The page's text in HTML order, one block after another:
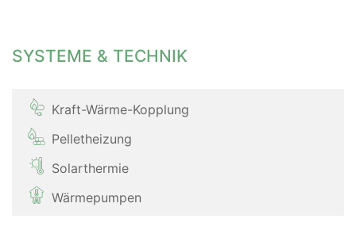
SYSTEME & TECHNIK
Kraft-Wärme-Kopplung
Pelletheizung
Solarthermie
Wärmepumpen